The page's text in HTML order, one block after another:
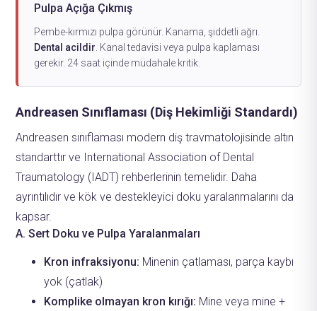
Pulpa Açığa Çıkmış
Pembe-kırmızı pulpa görünür. Kanama, şiddetli ağrı.
Dental acildir . Kanal tedavisi veya pulpa kaplaması
gerekir. 24 saat içinde müdahale kritik.
Andreasen Sınıflaması (Diş Hekimliği Standardı)
Andreasen sınıflaması modern diş travmatolojisinde altın
standarttır ve International Association of Dental
Traumatology (IADT) rehberlerinin temelidir. Daha
ayrıntılıdır ve kök ve destekleyici doku yaralanmalarını da
kapsar.
A. Sert Doku ve Pulpa Yaralanmaları
Kron infraksiyonu: Minenin çatlaması, parça kaybı
yok (çatlak)
Komplike olmayan kron kırığı: Mine veya mine +